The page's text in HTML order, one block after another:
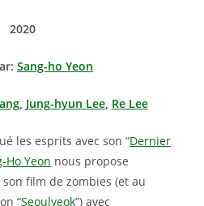
2020
Sang-ho Yeon
, Jung-hyun Lee, Re Lee
les esprits avec son “Dernier
Ho Yeon nous propose
film de zombies (et au
“Seoulyeok”) avec